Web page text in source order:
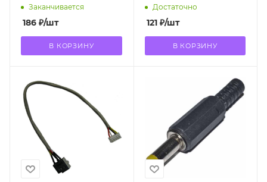
Заканчивается
186 ₽/шт
В КОРЗИНУ
S400 X553 X453 F553
(Я043)
Достаточно
121₽/шт
В КОРЗИНУ